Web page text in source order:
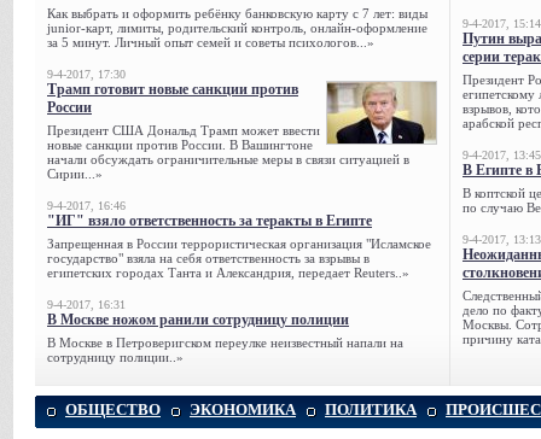
Как выбрать и оформить ребёнку банковскую карту с 7 лет: виды
junior-карт, лимиты, родительский контроль, онлайн-оформление
за 5 минут. Личный опыт семей и советы психологов...»
9-4-2017, 17:30
Трамп готовит новые санкции против
России
Президент США Дональд Трамп может ввести
новые санкции против России. В Вашингтоне
начали обсуждать ограничительные меры в связи ситуацией в
Сирии...»
9-4-2017, 16:46
"ИГ" взяло ответственность за теракты в Египте
Запрещенная в России террористическая организация "Исламское
государство" взяла на себя ответственность за взрывы в
египетских городах Танта и Александрия, передает Reuters..»
9-4-2017, 16:31
В Москве ножом ранили сотрудницу полиции
В Москве в Петроверигском переулке неизвестный напали на
сотрудницу полиции..»
9-4-2017, 15:14
Путин
серии
Президент
египетскому
взрывов,
арабской
9-4-2017, 13:45
В Египте в
В коптской
по случаю
9-4-2017, 13:13
дело по
Москвы.
причину
ОБЩЕСТВО ЭКОНОМИКА ПОЛИТИКА